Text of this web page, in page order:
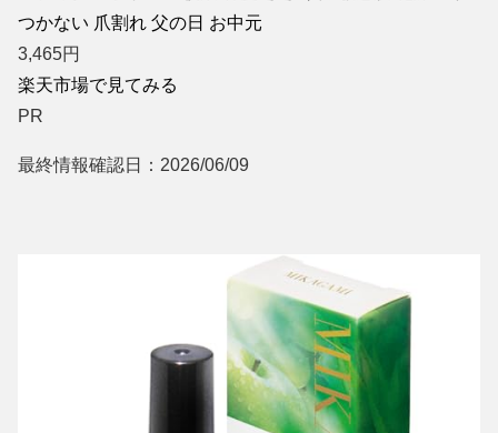
つかない 爪割れ 父の日 お中元
3,465円
楽天市場で見てみる
PR
最終情報確認日：2026/06/09